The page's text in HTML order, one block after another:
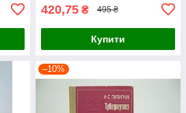
420,75 ₴ 495 ₴
Купити
–10%